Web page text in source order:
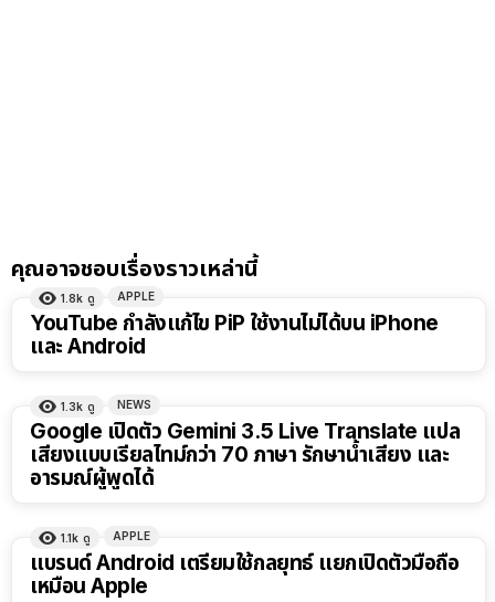
คุณอาจชอบเรื่องราวเหล่านี้
1.8k ดู APPLE
YouTube กำลังแก้ไข PiP ใช้งานไม่ได้บน iPhone
และ Android
1.3k ดู NEWS
Google เปิดตัว Gemini 3.5 Live Translate แปล
เสียงแบบเรียลไทม์กว่า 70 ภาษา รักษาน้ำเสียง และ
อารมณ์ผู้พูดได้
1.1k ดู APPLE
แบรนด์ Android เตรียมใช้กลยุทธ์ แยกเปิดตัวมือถือ
เหมือน Apple